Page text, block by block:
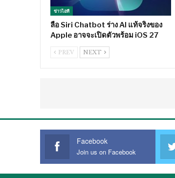
ข่าวไอที
ลือ Siri Chatbot ร่าง AI แท้จริงของ
Apple อาจจะเปิดตัวพร้อม iOS 27
PREV NEXT
Facebook
Join us on Facebook